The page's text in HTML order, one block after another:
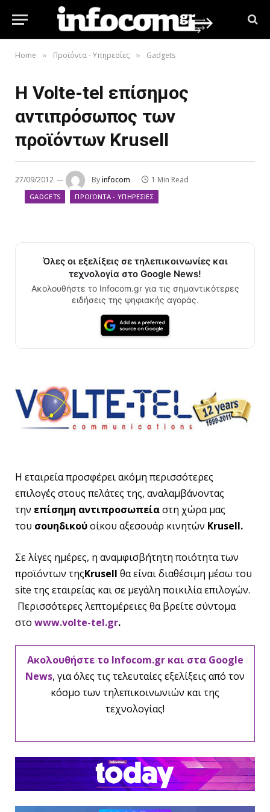
Home » Προϊόντα - Υπηρεσίες » Gadgets
Η Volte-tel επίσημος
αντιπρόσωπος των
προϊόντων Krusell
27/09/2012 Byinfocom 1 Min Read
GADGETS ΠΡΟΪΌΝΤΑ - ΥΠΗΡΕΣΊΕΣ
Όλες οι εξελίξεις σε τηλεπικοινωνίες και
τεχνολογία στο Google News!
Ακολουθήστε το Infocom.gr για τις σημαντικότερες
ειδήσεις της ψηφιακής αγοράς.
Η εταιρεία προσφέρει ακόμη περισσότερες
επιλογές στους πελάτες της, αναλαμβάνοντας
την επίσημη αντιπροσωπείαστη χώρα μας
του σουηδικούοίκου αξεσουάρ κινητών Krusell.
Σε λίγες ημέρες, η αναμφισβήτητη ποιότητα των
προϊόντων τηςKrusell θα είναι διαθέσιμη μέσω του
site της εταιρείας και σε μεγάλη ποικιλία επιλογών.
Περισσότερες λεπτομέρειες θα βρείτε σύντομα
στο www.volte-tel.gr.
Ακολουθήστε το Infocom.gr και στα Google
News, για όλες τις τελευταίες εξελίξεις από τον
κόσμο των τηλεπικοινωνιών και της
τεχνολογίας!